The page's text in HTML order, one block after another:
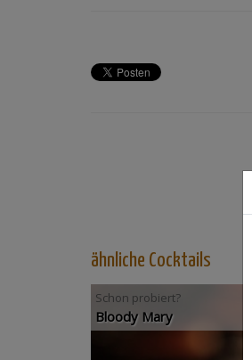
ähnliche Cocktails
Schon probiert?
Bloody Mary